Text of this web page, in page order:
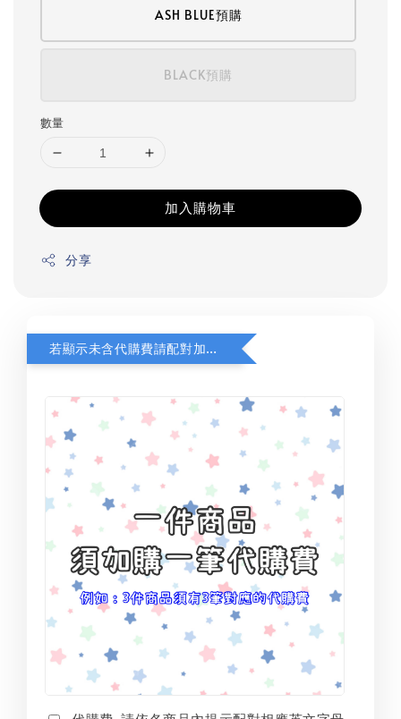
ASH BLUE預購
BLACK預購
數量
加入購物車
分享
若顯示未含代購費請配對加購(未加購視同無效訂單)